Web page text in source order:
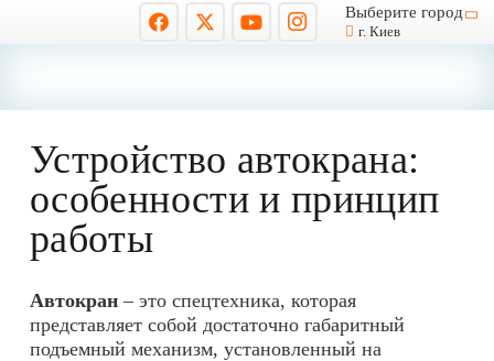
Выберите город
г. Киев
Устройство автокрана:
особенности и принцип
работы
Автокран – это спецтехника, которая
представляет собой достаточно габаритный
подъемный механизм, установленный на